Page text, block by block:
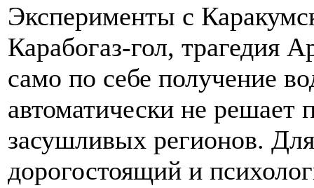
Эксперименты с
Карабогаз-гол, трагедия
само по себе получение
автоматически не решает
засушливых регионов.
дорогостоящий и